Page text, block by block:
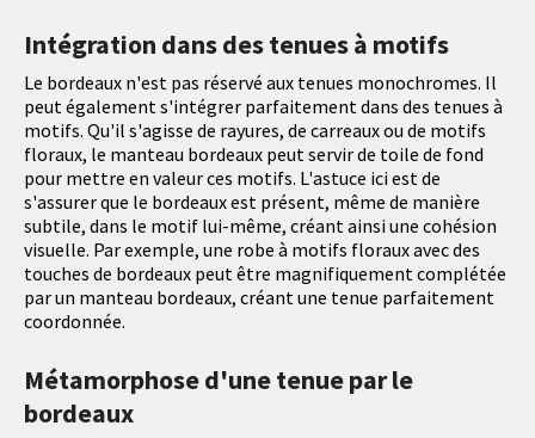
Intégration dans des tenues à motifs
Le bordeaux n'est pas réservé aux tenues monochromes. Il
peut également s'intégrer parfaitement dans des tenues à
motifs. Qu'il s'agisse de rayures, de carreaux ou de motifs
floraux, le manteau bordeaux peut servir de toile de fond
pour mettre en valeur ces motifs. L'astuce ici est de
s'assurer que le bordeaux est présent, même de manière
subtile, dans le motif lui-même, créant ainsi une cohésion
visuelle. Par exemple, une robe à motifs floraux avec des
touches de bordeaux peut être magnifiquement complétée
par un manteau bordeaux, créant une tenue parfaitement
coordonnée.
Métamorphose d'une tenue par le
bordeaux